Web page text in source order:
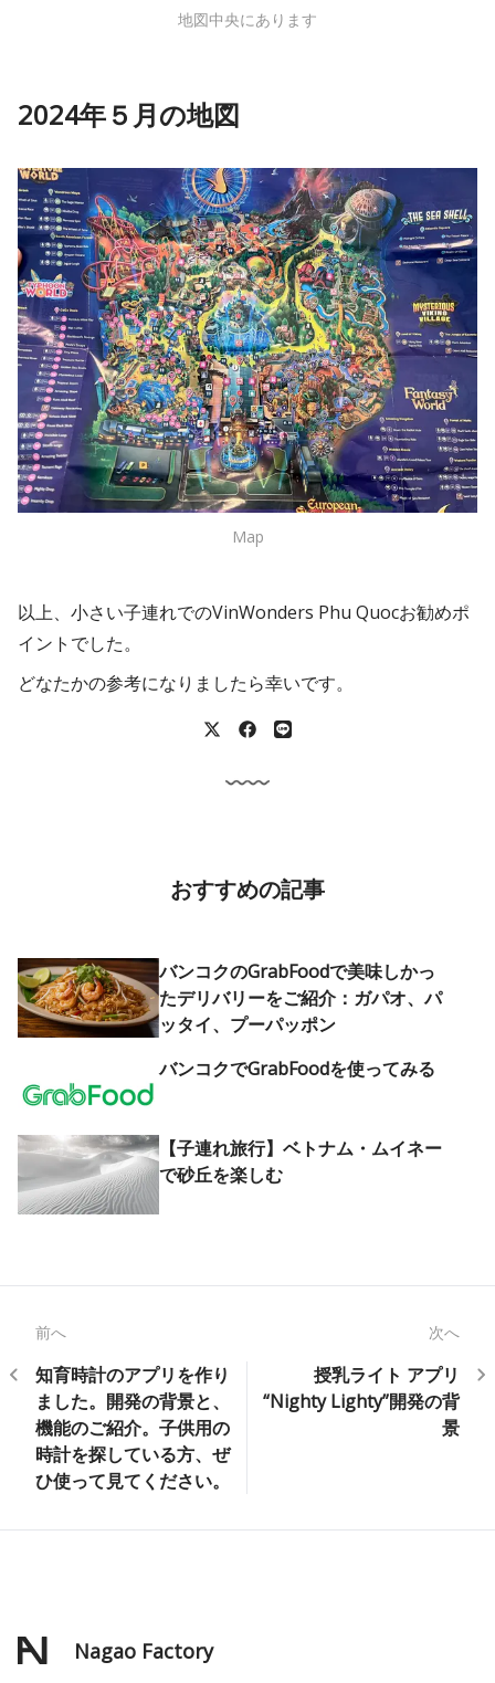
地図中央にあります
2024年５月の地図
Map
以上、小さい子連れでのVinWonders Phu Quocお勧めポ
イントでした。
どなたかの参考になりましたら幸いです。
おすすめの記事
バンコクのGrabFoodで美味しかっ
たデリバリーをご紹介：ガパオ、パ
ッタイ、プーパッポン
バンコクでGrabFoodを使ってみる
【子連れ旅行】ベトナム・ムイネー
で砂丘を楽しむ
前へ
知育時計のアプリを作り
ました。開発の背景と、
機能のご紹介。子供用の
時計を探している方、ぜ
ひ使って見てください。
次へ
授乳ライト アプリ
“Nighty Lighty”開発の背
景
Nagao Factory